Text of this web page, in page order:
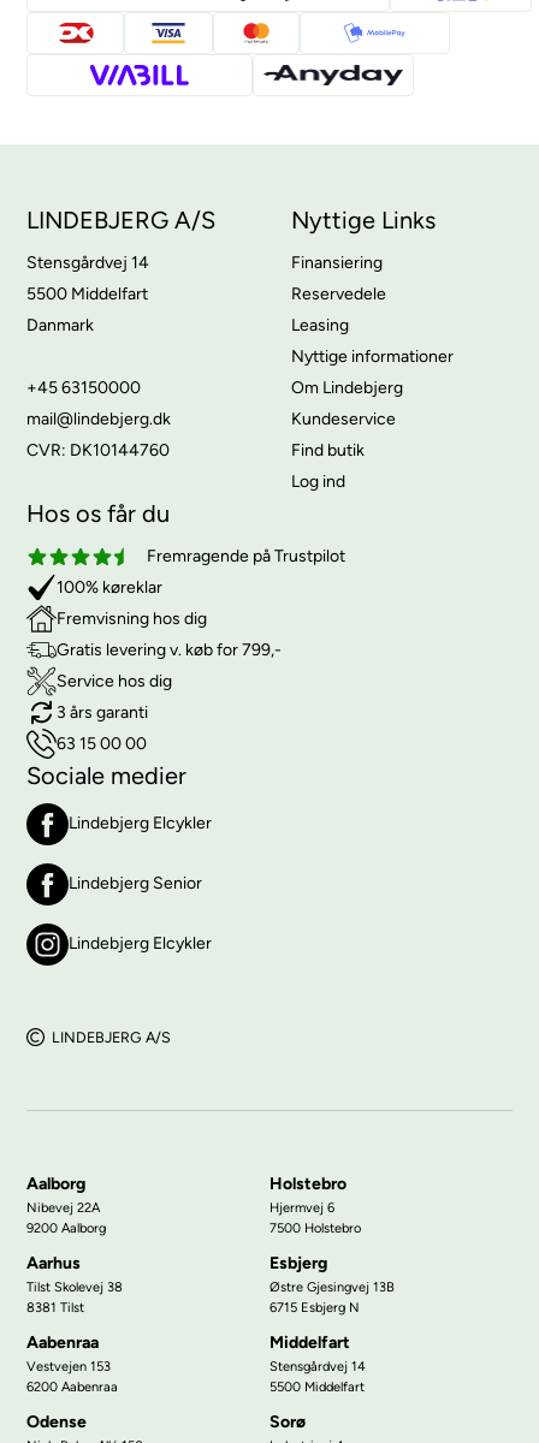
LINDEBJERG A/S
Stensgårdvej 14
5500 Middelfart
Danmark
+45 63150000
mail@lindebjerg.dk
CVR: DK10144760
Nyttige Links
Finansiering
Reservedele
Leasing
Nyttige informationer
Om Lindebjerg
Kundeservice
Find butik
Log ind
Hos os får du
Fremragende på Trustpilot
100% køreklar
Fremvisning hos dig
Gratis levering v. køb for 799,-
Service hos dig
3 års garanti
63 15 00 00
Sociale medier
Lindebjerg Elcykler
Lindebjerg Senior
Lindebjerg Elcykler
LINDEBJERG A/S
Aalborg
Nibevej 22A
9200 Aalborg
Holstebro
Hjermvej 6
7500 Holstebro
Aarhus
Tilst Skolevej 38
8381 Tilst
Esbjerg
Østre Gjesingvej 13B
6715 Esbjerg N
Aabenraa
Vestvejen 153
6200 Aabenraa
Middelfart
Stensgårdvej 14
5500 Middelfart
Odense Sorø